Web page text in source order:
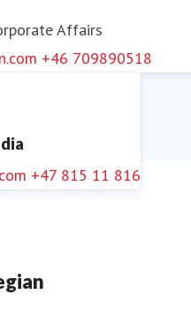
Affairs
+46 709890518
+47 815 11 816